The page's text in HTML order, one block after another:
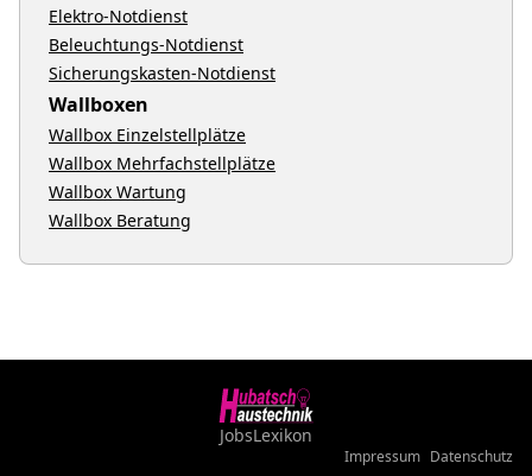
Elektro-Notdienst
Beleuchtungs-Notdienst
Sicherungskasten-Notdienst
Wallboxen
Wallbox Einzelstellplätze
Wallbox Mehrfachstellplätze
Wallbox Wartung
Wallbox Beratung
JobsLexikon
Impressum Datenschutz